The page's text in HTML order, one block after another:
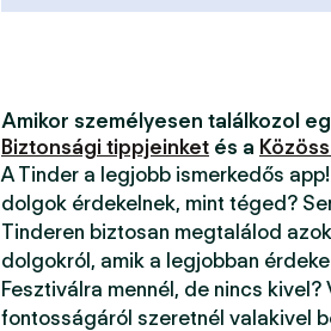
Amikor személyesen találkozol
Biztonsági tippjeinket és a
A Tinder a legjobb ismerkedős
dolgok érdekelnek, mint téged?
Tinderen biztosan megtalálod
dolgokról, amik a legjobban
Fesztiválra mennél, de nincs
fontosságáról szeretnél valakivel